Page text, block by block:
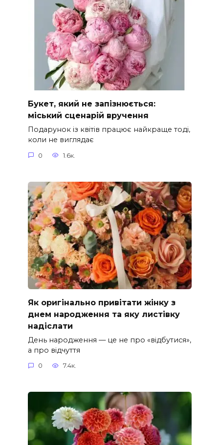
Букет, який не запізнюється:
міський сценарій вручення
Подарунок із квітів працює найкраще тоді,
коли не виглядає
0 1.6к.
Як оригінально привітати жінку з
днем народження та яку листівку
надіслати
День народження — це не про «відбутися»,
а про відчуття
0 7.4к.